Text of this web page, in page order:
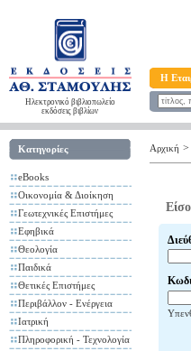
Ηλεκτρονικό βιβλιοπωλείο
εκδόσεις βιβλίων
Η
Κατηγορίες
eBooks
Οικονομία & Διοίκηση
Γεωτεχνικές Επιστήμες
Εφηβικά
Θεολογία
Παιδικά
Θετικές Επιστήμες
Περιβάλλον - Ενέργεια
Ιατρική
Πληροφορική - Τεχνολογία
Αρχική >